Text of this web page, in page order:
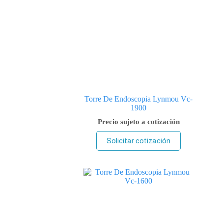
Torre De Endoscopia Lynmou Vc-
1900
Precio sujeto a cotización
Solicitar cotización